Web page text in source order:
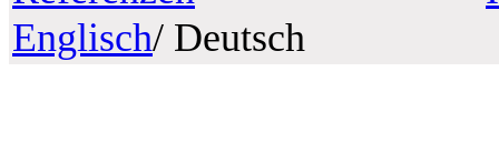
Englisch/ Deutsch